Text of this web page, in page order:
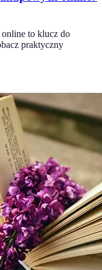
to klucz do
praktyczny